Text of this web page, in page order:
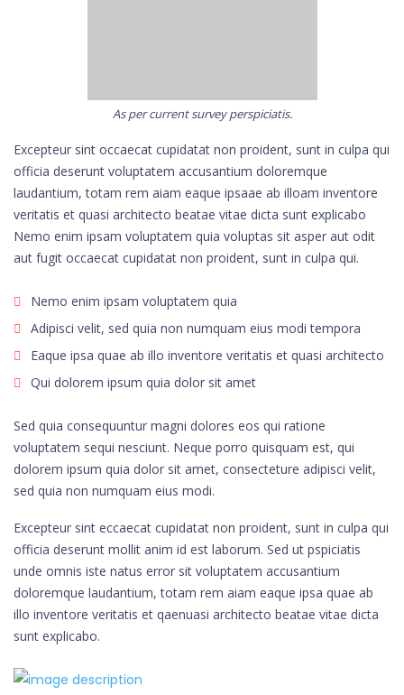
Excepteur sint occaecat cupidatat non proident, sunt in culpa qui
officia deserunt voluptatem accusantium doloremque
laudantium, totam rem aiam eaque ipsaae ab illoam inventore
veritatis et quasi architecto beatae vitae dicta sunt explicabo
Nemo enim ipsam voluptatem quia voluptas sit asper aut odit
aut fugit occaecat cupidatat non proident, sunt in culpa qui.
Nemo enim ipsam voluptatem quia
Adipisci velit, sed quia non numquam eius modi tempora
Eaque ipsa quae ab illo inventore veritatis et quasi architecto
Qui dolorem ipsum quia dolor sit amet
Sed quia consequuntur magni dolores eos qui ratione
voluptatem sequi nesciunt. Neque porro quisquam est, qui
dolorem ipsum quia dolor sit amet, consecteture adipisci velit,
sed quia non numquam eius modi.
As per current survey perspiciatis.
Excepteur sint eccaecat cupidatat non proident, sunt in culpa qui
officia deserunt mollit anim id est laborum. Sed ut pspiciatis
unde omnis iste natus error sit voluptatem accusantium
doloremque laudantium, totam rem aiam eaque ipsa quae ab
illo inventore veritatis et qaenuasi architecto beatae vitae dicta
sunt explicabo.